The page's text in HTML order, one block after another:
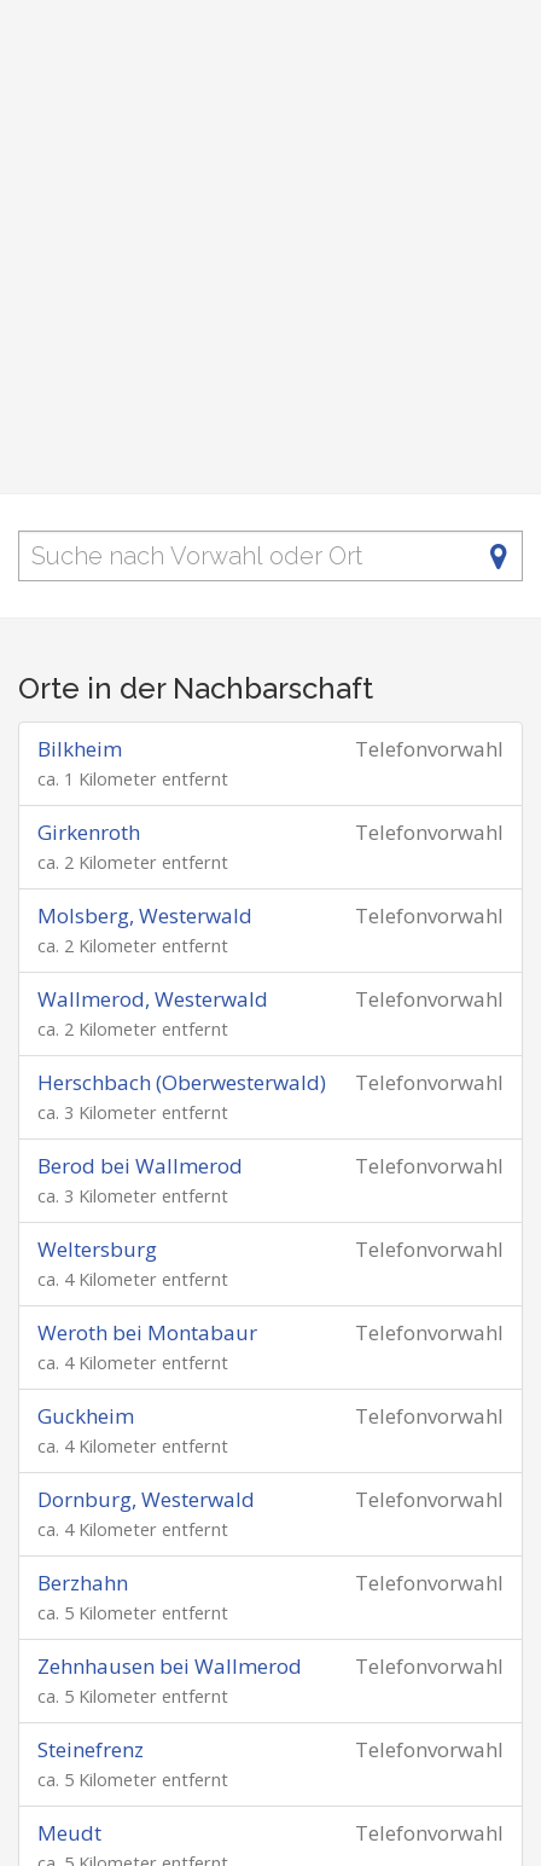
Orte in der Nachbarschaft
Telefonvorwahl
Bilkheim
ca. 1 Kilometer entfernt
Telefonvorwahl
Girkenroth
ca. 2 Kilometer entfernt
Telefonvorwahl
Molsberg, Westerwald
ca. 2 Kilometer entfernt
Telefonvorwahl
Wallmerod, Westerwald
ca. 2 Kilometer entfernt
Telefonvorwahl
Herschbach (Oberwesterwald)
ca. 3 Kilometer entfernt
Telefonvorwahl
Berod bei Wallmerod
ca. 3 Kilometer entfernt
Telefonvorwahl
Weltersburg
ca. 4 Kilometer entfernt
Telefonvorwahl
Weroth bei Montabaur
ca. 4 Kilometer entfernt
Telefonvorwahl
Guckheim
ca. 4 Kilometer entfernt
Telefonvorwahl
Dornburg, Westerwald
ca. 4 Kilometer entfernt
Telefonvorwahl
Berzhahn
ca. 5 Kilometer entfernt
Telefonvorwahl
Zehnhausen bei Wallmerod
ca. 5 Kilometer entfernt
Telefonvorwahl
Steinefrenz
ca. 5 Kilometer entfernt
Telefonvorwahl
Meudt